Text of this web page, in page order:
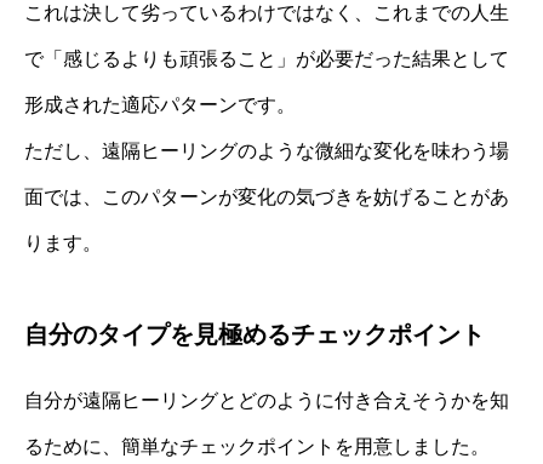
これは決して劣っているわけではなく、これまでの人生
で「感じるよりも頑張ること」が必要だった結果として
形成された適応パターンです。
ただし、遠隔ヒーリングのような微細な変化を味わう場
面では、このパターンが変化の気づきを妨げることがあ
ります。
自分のタイプを見極めるチェックポイント
自分が遠隔ヒーリングとどのように付き合えそうかを知
るために、簡単なチェックポイントを用意しました。